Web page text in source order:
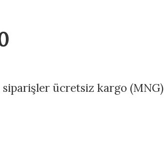
ücretsiz kargo (MNG)